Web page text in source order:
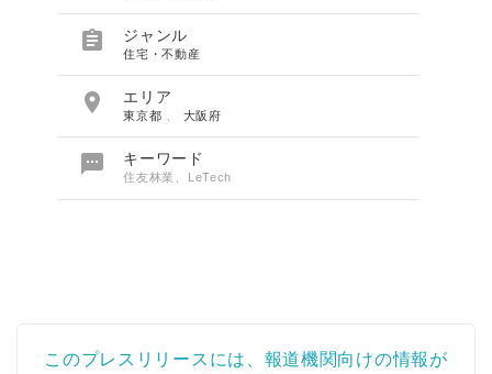
 ジャンル
住宅・不動産
 エリア
東京都 大阪府
 キーワード
住友林業、LeTech
このプレスリリースには、報道機関向けの情報が